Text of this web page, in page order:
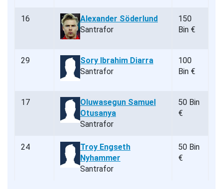
16
Alexander Söderlund
Santrafor
150
Bin €
29
Sory Ibrahim Diarra
Santrafor
100
Bin €
17
Oluwasegun Samuel
Otusanya
Santrafor
50 Bin
€
24
Troy Engseth
Nyhammer
Santrafor
50 Bin
€